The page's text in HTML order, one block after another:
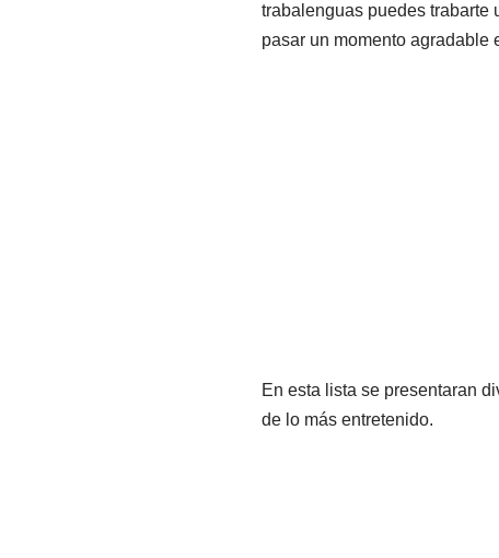
trabalenguas puedes trabarte
pasar un momento agradable
En esta lista se presentaran
de lo más entretenido.